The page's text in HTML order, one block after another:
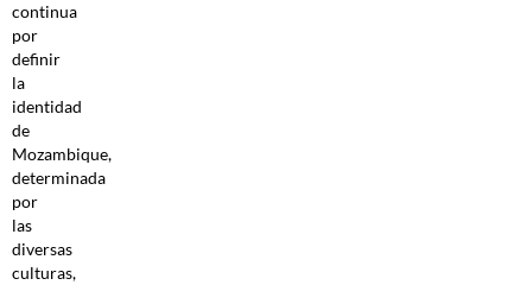
continua
por
definir
la
identidad
de
Mozambique,
determinada
por
las
diversas
culturas,